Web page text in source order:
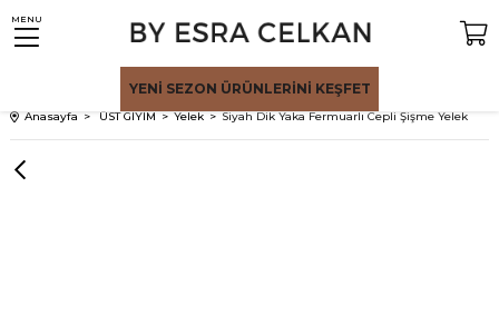
MENU
YENİ SEZON ÜRÜNLERİNİ KEŞFET
Anasayfa ÜST GİYİM Yelek Siyah Dik Yaka Fermuarlı Cepli Şişme Yelek